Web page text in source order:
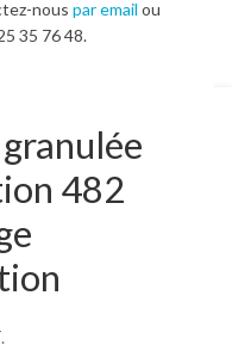
nous par email ou
35 76 48.
482